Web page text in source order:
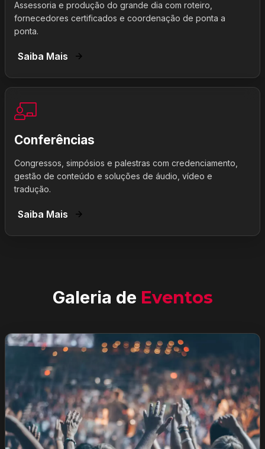
Assessoria e produção do grande dia com roteiro,
fornecedores certificados e coordenação de ponta a
ponta.
Saiba Mais
Conferências
Congressos, simpósios e palestras com credenciamento,
gestão de conteúdo e soluções de áudio, vídeo e
tradução.
Saiba Mais
Galeria de Eventos